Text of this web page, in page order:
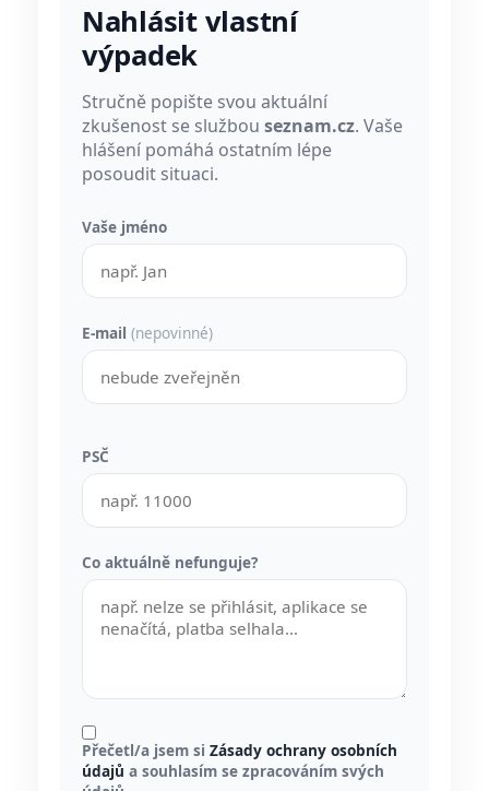
Nahlásit vlastní
výpadek
Stručně popište svou aktuální
zkušenost se službou seznam.cz. Vaše
hlášení pomáhá ostatním lépe
posoudit situaci.
Vaše jméno
E-mail (nepovinné)
PSČ
Co aktuálně nefunguje?
Přečetl/a jsem si Zásady ochrany osobních
údajů a souhlasím se zpracováním svých